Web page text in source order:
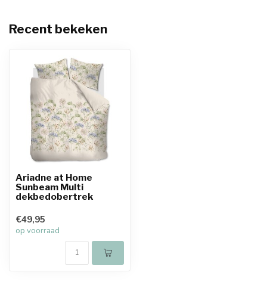
Recent bekeken
Ariadne at Home
Sunbeam Multi
dekbedobertrek
€49,95
op voorraad